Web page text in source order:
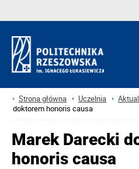
Strona główna Uczelnia
doktorem honoris causa
Marek Darecki
honoris causa